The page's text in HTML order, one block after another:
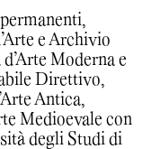
e Archivio
Moderna e
Direttivo,
Antica,
Medioevale con
degli Studi di